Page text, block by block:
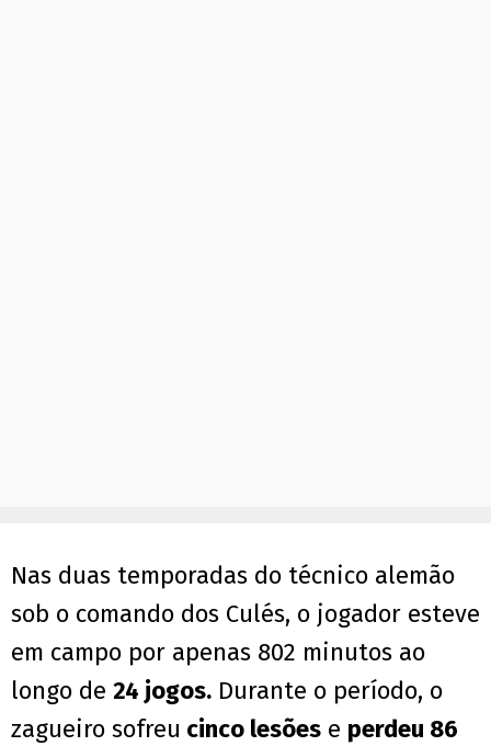
Nas duas temporadas do técnico alemão
sob o comando dos Culés, o jogador esteve
em campo por apenas 802 minutos ao
longo de 24 jogos. Durante o período, o
zagueiro sofreu cinco lesões e perdeu 86